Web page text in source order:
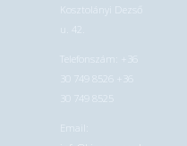
Kosztolányi Dezső
u. 42.
Telefonszám: +36
30 749 8526 +36
30 749 8525
Email: